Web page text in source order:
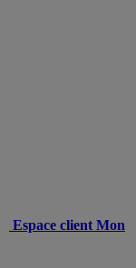
Espace client Mon